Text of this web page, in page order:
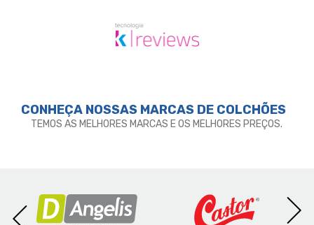
CONHEÇA NOSSAS MARCAS DE COLCHÕES
TEMOS AS MELHORES MARCAS E OS MELHORES PREÇOS.